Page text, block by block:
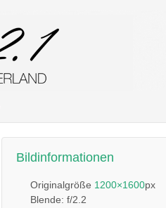
Bildinformationen
Originalgröße 1200×1600px
Blende: f/2.2